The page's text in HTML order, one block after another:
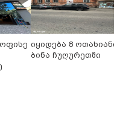
იყიდება 8 ოთახიანი
ბინა ჩუღურეთში